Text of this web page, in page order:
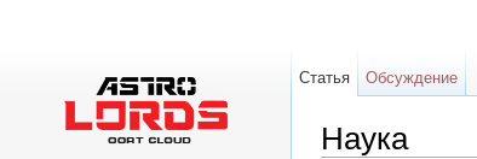
Наука
Статья Обсуждение